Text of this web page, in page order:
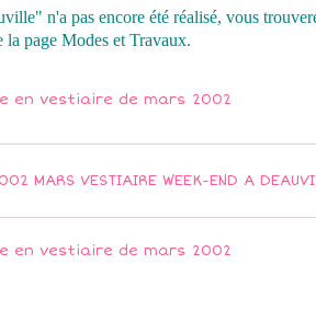
n'a pas encore été réalisé, vous
page Modes et Travaux.